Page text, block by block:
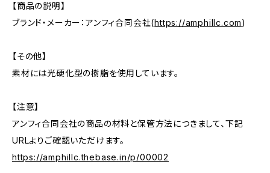
【商品の説明】
ブランド・メーカー：アンフィ合同会社(https://amphillc.com)
【その他】
素材には光硬化型の樹脂を使用しています。
【注意】
アンフィ合同会社の商品の材料と保管方法につきまして、下記
URLよりご確認いただけます。
https://amphillc.thebase.in/p/00002